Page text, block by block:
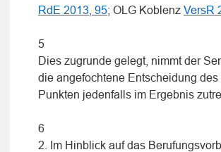
RdE 2013, 95; OLG Koblenz VersR
5
Dies zugrunde gelegt, nimmt der
die angefochtene Entscheidung
Punkten jedenfalls im Ergebnis
6
2. Im Hinblick auf das